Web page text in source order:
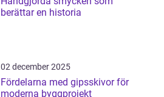
berättar en historia
02 december 2025
Fördelarna med gipsskivor för
moderna byggprojekt